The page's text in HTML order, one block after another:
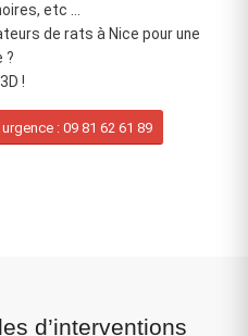
etc …
de rats à Nice pour une
?
!
: 09 81 62 61 89
d’interventions